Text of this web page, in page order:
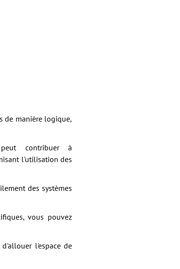
de manière logique,
contribuer à
l'utilisation des
des systèmes
vous pouvez
l'espace de